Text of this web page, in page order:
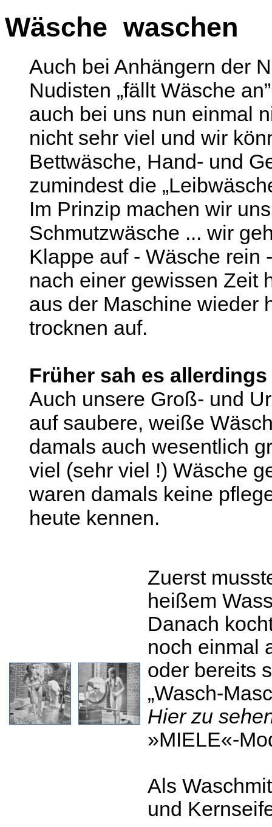
Wäsche waschen
Auch bei Anhängern der
Nudisten „fällt Wäsche
auch bei uns nun einmal
nicht sehr viel und wir
Bettwäsche, Hand- und
zumindest die
Im Prinzip machen wir
Schmutzwäsche ... wir
Klappe auf - Wäsche rein
nach einer gewissen Zeit
aus der Maschine wieder
trocknen auf.
Früher sah es
Auch unsere Groß- und
auf saubere, weiße
damals auch wesentlich
viel (sehr viel !) Wäsche
waren damals keine
heute kennen.
Zuerst
heißem
Danach
noch einmal
oder bereits
„Wasch-
Hier zu
»MIELE«-
Als
und